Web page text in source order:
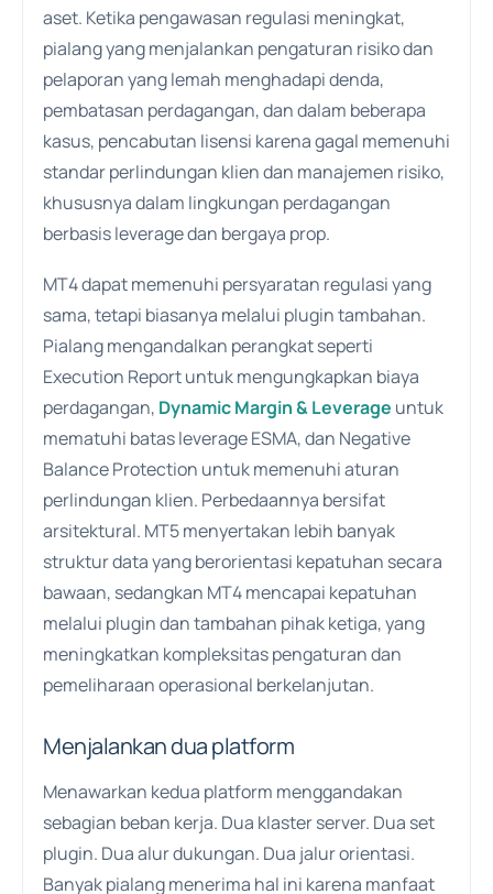
aset. Ketika pengawasan regulasi meningkat,
pialang yang menjalankan pengaturan risiko dan
pelaporan yang lemah menghadapi denda,
pembatasan perdagangan, dan dalam beberapa
kasus, pencabutan lisensi karena gagal memenuhi
standar perlindungan klien dan manajemen risiko,
khususnya dalam lingkungan perdagangan
berbasis leverage dan bergaya prop.
MT4 dapat memenuhi persyaratan regulasi yang
sama, tetapi biasanya melalui plugin tambahan.
Pialang mengandalkan perangkat seperti
Execution Report untuk mengungkapkan biaya
perdagangan, Dynamic Margin & Leverage untuk
mematuhi batas leverage ESMA, dan Negative
Balance Protection untuk memenuhi aturan
perlindungan klien. Perbedaannya bersifat
arsitektural. MT5 menyertakan lebih banyak
struktur data yang berorientasi kepatuhan secara
bawaan, sedangkan MT4 mencapai kepatuhan
melalui plugin dan tambahan pihak ketiga, yang
meningkatkan kompleksitas pengaturan dan
pemeliharaan operasional berkelanjutan.
Menjalankan dua platform
Menawarkan kedua platform menggandakan
sebagian beban kerja. Dua klaster server. Dua set
plugin. Dua alur dukungan. Dua jalur orientasi.
Banyak pialang menerima hal ini karena manfaat